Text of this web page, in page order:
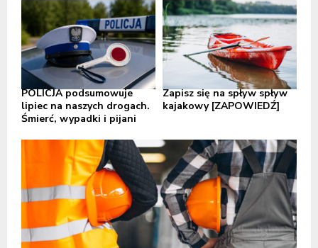
POLICJA podsumowuje
lipiec na naszych drogach.
Śmierć, wypadki i pijani
Zapisz się na spływ spływ
kajakowy [ZAPOWIEDŹ]